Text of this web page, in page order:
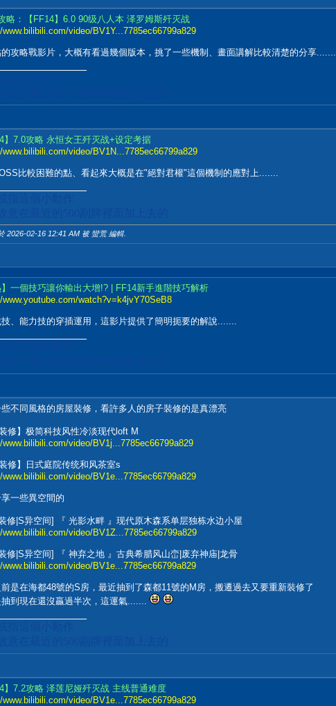
略：【FF14】6.0 90级八人本 泽罗姆斯歼灭战
www.bilibili.com/video/BV1Y...7785ec66799a829
攻略戰影片，大概有看過幾個版本，挑了一些機制、畫面講解比較清楚的分享.......
】7.0攻略 永恒女王歼灭战+设定考据
www.bilibili.com/video/BV1N...7785ec66799a829
比較困難的點、看起來大概是在"絕對君權"這個機制的應對上.......
2026-02-16 12:41 AM 被 蠻荒 編輯.
】一個技巧讓你輸出大增!? | FF14新手進階技巧解析
www.youtube.com/watch?v=k4jvY70SeB8
、能力技的穿插運用，這影片提供了簡明扼要的解說.......
不同風格的房屋裝修，看許多人的房子裝修的是真漂亮
装修】极简科技风性冷淡现代loft M
www.bilibili.com/video/BV1j...7785ec66799a829
装修】日式庭院传统和风茶室s
www.bilibili.com/video/BV1e...7785ec66799a829
一些異空間的
修|S异空间] 『 光影水畔 』现代原木森系单层独栋水边小屋
www.bilibili.com/video/BV1Z...7785ec66799a829
修|S异空间] 『 神弃之地 』古典希腊风山峦|废弃神庙|龙骨
www.bilibili.com/video/BV1e...7785ec66799a829
是在海都48號的S房，最近抽到了森都11號的M房，搬遷過去又要重新裝修了
到現在還沒贏過半次，這運氣.......
】7.2攻略 泽莲尼娅歼灭战 主线普通难度
www.bilibili.com/video/BV1e...7785ec66799a829